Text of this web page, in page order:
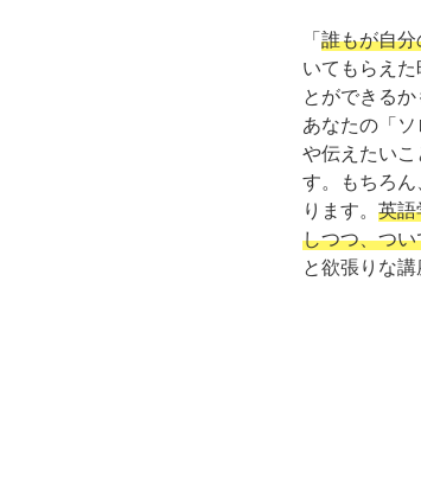
「誰もが自
いてもらえ
とができる
あなたの「
や伝えたい
す。もちろ
ります。 英語
しつつ、つ
と欲張りな講